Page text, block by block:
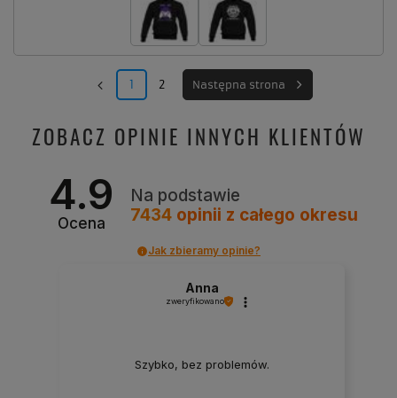
1 2 Następna strona
ZOBACZ OPINIE INNYCH KLIENTÓW
4.9
Ocena
Na podstawie
7434 opinii z całego okresu
Jak zbieramy opinie?
Anna
zweryfikowano
Szybko, bez problemów.